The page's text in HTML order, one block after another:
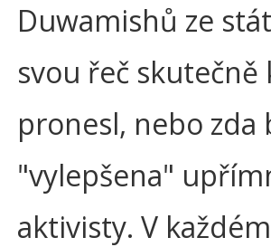
Duwamishů ze
svou řeč
pronesl, nebo zda
"vylepšena"
aktivisty. V